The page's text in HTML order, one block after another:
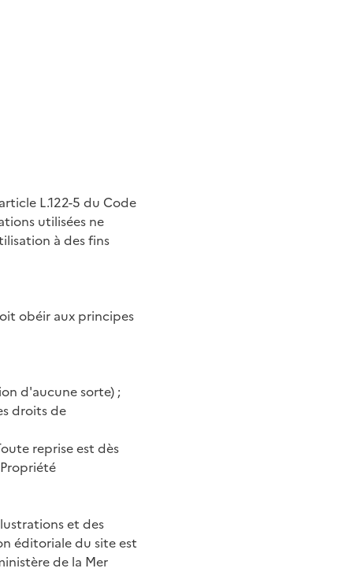
L.122-5 du Code
utilisées ne
à des fins
obéir aux principes
d'aucune sorte) ;
droits de
reprise est dès
et des
éditoriale du site est
de la Mer